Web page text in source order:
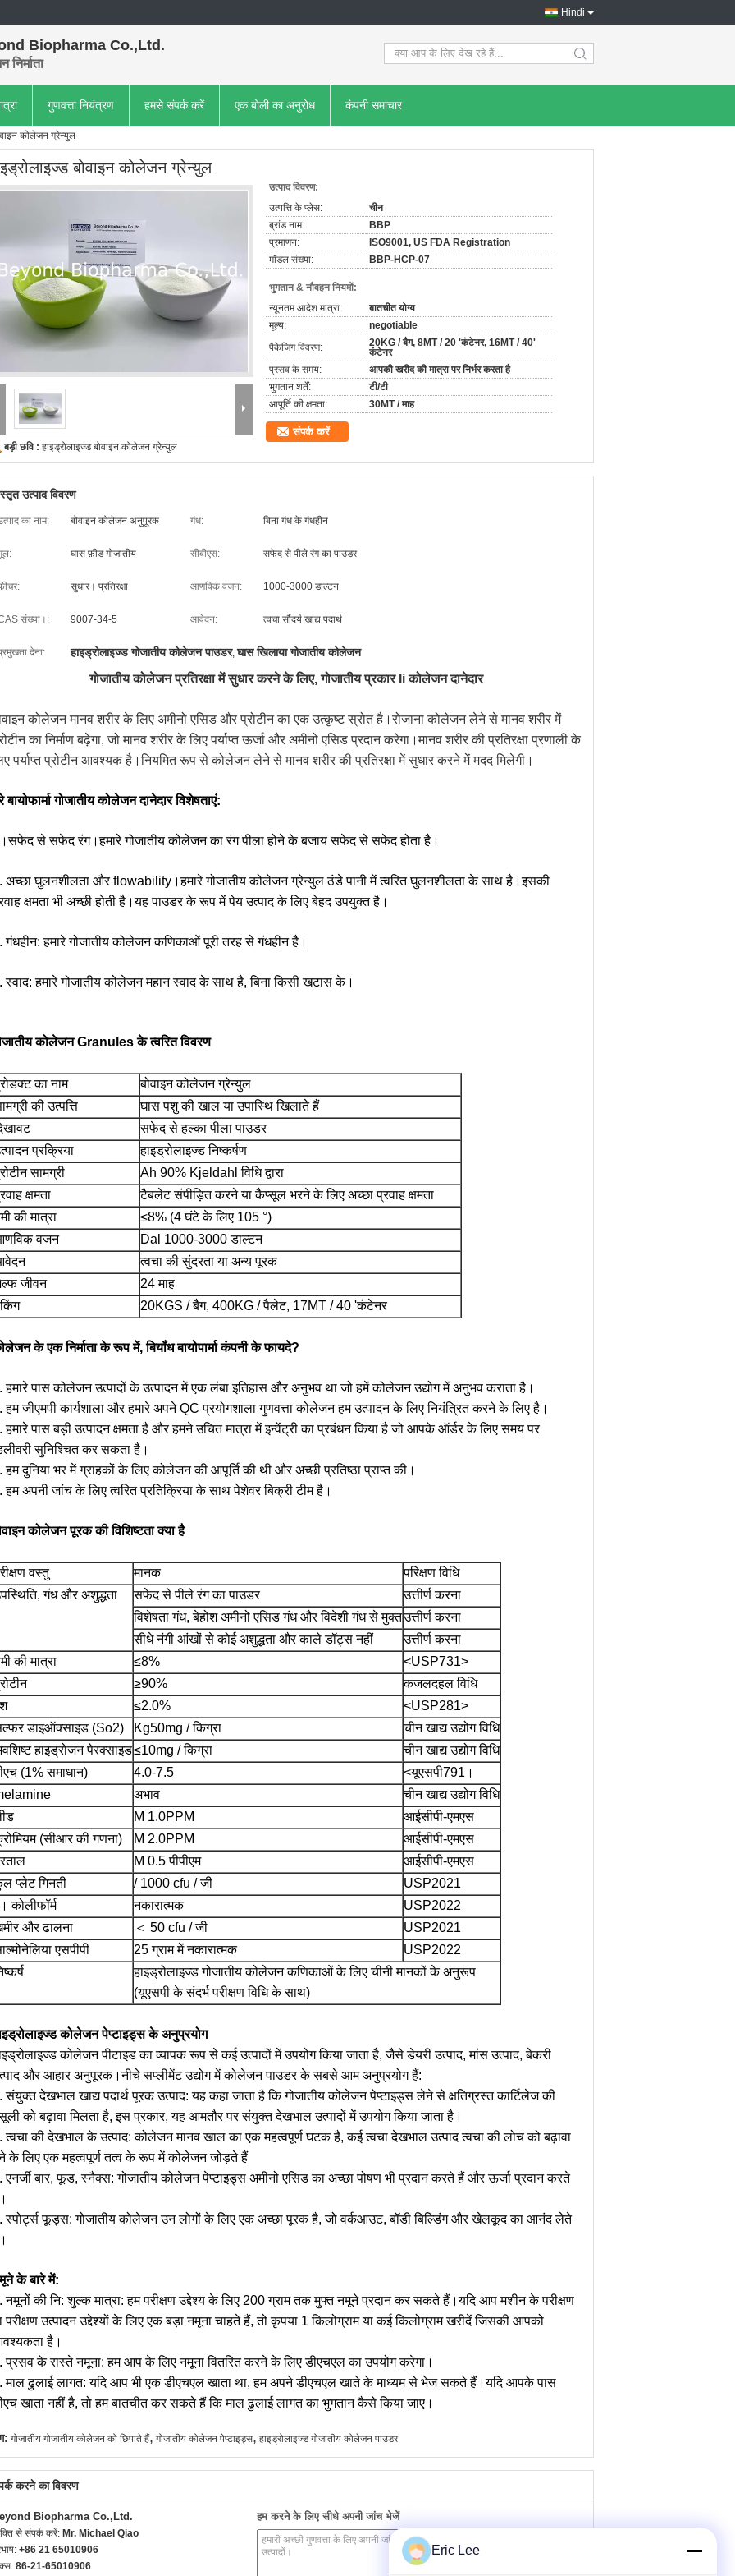
Hindi
Biopharma Co.,Ltd.
search
गुणवत्ता नियंत्रण हमसे संपर्क करें एक बोली का अनुरोध कंपनी समाचार
कोलेजन ग्रेन्युल
बोवाइन कोलेजन ग्रेन्युल
बड़ी छवि : हाइड्रोलाइज्ड बोवाइन कोलेजन ग्रेन्युल
उत्पाद विवरण:
उत्पत्ति के प्लेस:
चीन
ब्रांड नाम:
BBP
प्रमाणन:
ISO9001, US FDA Registration
मॉडल संख्या:
BBP-HCP-07
भुगतान & नौवहन नियमों:
न्यूनतम आदेश मात्रा:
बातचीत योग्य
मूल्य:
negotiable
पैकेजिंग विवरण:
20KG / बैग, 8MT / 20 'कंटेनर, 16MT / 40'
कंटेनर
प्रसव के समय:
आपकी खरीद की मात्रा पर निर्भर करता है
भुगतान शर्तें:
टी/टी
आपूर्ति की क्षमता:
30MT / माह
संपर्क करें
उत्पाद विवरण
का नाम: बोवाइन कोलेजन अनुपूरक गंध: बिना गंध के गंधहीन
घास फ़ीड गोजातीय सीबीएस: सफेद से पीले रंग का पाउडर
सुधार। प्रतिरक्षा आणविक वजन: 1000-3000 डाल्टन
संख्या।: 9007-34-5 आवेदन: त्वचा सौंदर्य खाद्य पदार्थ
देना: हाइड्रोलाइज्ड गोजातीय कोलेजन पाउडर,घास खिलाया गोजातीय कोलेजन
गोजातीय कोलेजन प्रतिरक्षा में सुधार करने के लिए, गोजातीय प्रकार Ii कोलेजन दानेदार
कोलेजन मानव शरीर के लिए अमीनो एसिड और प्रोटीन का एक उत्कृष्ट स्रोत है।रोजाना कोलेजन लेने से मानव शरीर में
का निर्माण बढ़ेगा, जो मानव शरीर के लिए पर्याप्त ऊर्जा और अमीनो एसिड प्रदान करेगा।मानव शरीर की प्रतिरक्षा प्रणाली के
पर्याप्त प्रोटीन आवश्यक है।नियमित रूप से कोलेजन लेने से मानव शरीर की प्रतिरक्षा में सुधार करने में मदद मिलेगी।
बायोफार्मा गोजातीय कोलेजन दानेदार विशेषताएं:
।सफेद से सफेद रंग।हमारे गोजातीय कोलेजन का रंग पीला होने के बजाय सफेद से सफेद होता है।
अच्छा घुलनशीलता और flowability।हमारे गोजातीय कोलेजन ग्रेन्युल ठंडे पानी में त्वरित घुलनशीलता के साथ है।इसकी
क्षमता भी अच्छी होती है।यह पाउडर के रूप में पेय उत्पाद के लिए बेहद उपयुक्त है।
गंधहीन: हमारे गोजातीय कोलेजन कणिकाओं पूरी तरह से गंधहीन है।
स्वाद: हमारे गोजातीय कोलेजन महान स्वाद के साथ है, बिना किसी खटास के।
कोलेजन Granules के त्वरित विवरण
का नाम
बोवाइन कोलेजन ग्रेन्युल
की उत्पत्ति
घास पशु की खाल या उपास्थि खिलाते हैं
सफेद से हल्का पीला पाउडर
प्रक्रिया
हाइड्रोलाइज्ड निष्कर्षण
सामग्री
Ah 90% Kjeldahl विधि द्वारा
क्षमता
टैबलेट संपीड़ित करने या कैप्सूल भरने के लिए अच्छा प्रवाह क्षमता
की मात्रा
≤8% (4 घंटे के लिए 105 °)
वजन
Dal 1000-3000 डाल्टन
त्वचा की सुंदरता या अन्य पूरक
जीवन
24 माह
20KGS / बैग, 400KG / पैलेट, 17MT / 40 'कंटेनर
के एक निर्माता के रूप में, बियॉंध बायोपार्मा कंपनी के फायदे?
हमारे पास कोलेजन उत्पादों के उत्पादन में एक लंबा इतिहास और अनुभव था जो हमें कोलेजन उद्योग में अनुभव कराता है।
हम जीएमपी कार्यशाला और हमारे अपने QC प्रयोगशाला गुणवत्ता कोलेजन हम उत्पादन के लिए नियंत्रित करने के लिए है।
हमारे पास बड़ी उत्पादन क्षमता है और हमने उचित मात्रा में इन्वेंट्री का प्रबंधन किया है जो आपके ऑर्डर के लिए समय पर
सुनिश्चित कर सकता है।
हम दुनिया भर में ग्राहकों के लिए कोलेजन की आपूर्ति की थी और अच्छी प्रतिष्ठा प्राप्त की।
हम अपनी जांच के लिए त्वरित प्रतिक्रिया के साथ पेशेवर बिक्री टीम है।
कोलेजन पूरक की विशिष्टता क्या है
वस्तु मानक
परिक्षण विधि
गंध और अशुद्धता
सफेद से पीले रंग का पाउडर
उत्तीर्ण करना
विशेषता गंध, बेहोश अमीनो एसिड गंध और विदेशी गंध से मुक्तउत्तीर्ण करना
सीधे नंगी आंखों से कोई अशुद्धता और काले डॉट्स नहीं
उत्तीर्ण करना
की मात्रा
≤8%
<USP731>
≥90%
कजलदहल विधि
≤2.0%
<USP281>
डाइऑक्साइड (So2)
Kg50mg / किग्रा
चीन खाद्य उद्योग विधि
हाइड्रोजन पेरक्साइड≤10mg / किग्रा
चीन खाद्य उद्योग विधि
(1% समाधान)
4.0-7.5
<यूएसपी791।
अभाव
चीन खाद्य उद्योग विधि
M 1.0PPM
आईसीपी-एमएस
(सीआर की गणना)
M 2.0PPM
आईसीपी-एमएस
M 0.5 पीपीएम
आईसीपी-एमएस
प्लेट गिनती
/ 1000 cfu / जी
USP2021
कोलीफॉर्म
नकारात्मक
USP2022
और ढालना
＜ 50 cfu / जी
USP2021
एसपीपी
25 ग्राम में नकारात्मक
USP2022
हाइड्रोलाइज्ड गोजातीय कोलेजन कणिकाओं के लिए चीनी मानकों के अनुरूप
(यूएसपी के संदर्भ परीक्षण विधि के साथ)
कोलेजन पेप्टाइड्स के अनुप्रयोग
कोलेजन पीटाइड का व्यापक रूप से कई उत्पादों में उपयोग किया जाता है, जैसे डेयरी उत्पाद, मांस उत्पाद, बेकरी
और आहार अनुपूरक।नीचे सप्लीमेंट उद्योग में कोलेजन पाउडर के सबसे आम अनुप्रयोग हैं:
संयुक्त देखभाल खाद्य पदार्थ पूरक उत्पाद: यह कहा जाता है कि गोजातीय कोलेजन पेप्टाइड्स लेने से क्षतिग्रस्त कार्टिलेज की
को बढ़ावा मिलता है, इस प्रकार, यह आमतौर पर संयुक्त देखभाल उत्पादों में उपयोग किया जाता है।
त्वचा की देखभाल के उत्पाद: कोलेजन मानव खाल का एक महत्वपूर्ण घटक है, कई त्वचा देखभाल उत्पाद त्वचा की लोच को बढ़ावा
के लिए एक महत्वपूर्ण तत्व के रूप में कोलेजन जोड़ते हैं
एनर्जी बार, फूड, स्नैक्स: गोजातीय कोलेजन पेप्टाइड्स अमीनो एसिड का अच्छा पोषण भी प्रदान करते हैं और ऊर्जा प्रदान करते
स्पोर्ट्स फूड्स: गोजातीय कोलेजन उन लोगों के लिए एक अच्छा पूरक है, जो वर्कआउट, बॉडी बिल्डिंग और खेलकूद का आनंद लेते
के बारे में:
नमूनों की नि: शुल्क मात्रा: हम परीक्षण उद्देश्य के लिए 200 ग्राम तक मुफ्त नमूने प्रदान कर सकते हैं।यदि आप मशीन के परीक्षण
परीक्षण उत्पादन उद्देश्यों के लिए एक बड़ा नमूना चाहते हैं, तो कृपया 1 किलोग्राम या कई किलोग्राम खरीदें जिसकी आपको
है।
प्रसव के रास्ते नमूना: हम आप के लिए नमूना वितरित करने के लिए डीएचएल का उपयोग करेगा।
माल ढुलाई लागत: यदि आप भी एक डीएचएल खाता था, हम अपने डीएचएल खाते के माध्यम से भेज सकते हैं।यदि आपके पास
खाता नहीं है, तो हम बातचीत कर सकते हैं कि माल ढुलाई लागत का भुगतान कैसे किया जाए।
गोजातीय गोजातीय कोलेजन को छिपाते हैं, गोजातीय कोलेजन पेप्टाइड्स, हाइड्रोलाइज्ड गोजातीय कोलेजन पाउडर
करने का विवरण
Biopharma Co.,Ltd.
से संपर्क करें: Mr. Michael Qiao
+86 21 65010906
86-21-65010906
हम करने के लिए सीधे अपनी जांच भेजें
Eric Lee